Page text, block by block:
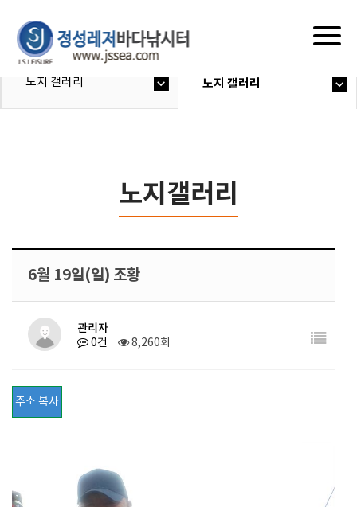
노지 갤러리 노지 갤러리
노지갤러리
6월 19일(일) 조황
관리자
0건 8,260회
주소 복사